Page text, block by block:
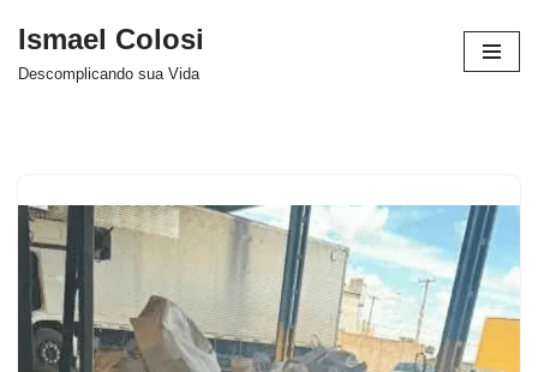
Avançar
Ismael Colosi
Descomplicando sua Vida